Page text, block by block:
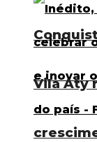
Vila Aty